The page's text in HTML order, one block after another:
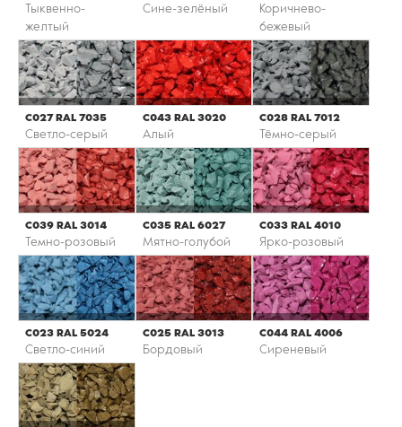
Тыквенно-
желтый
Сине-зелёный
Коричнево-
бежевый
С027 RAL 7035
Светло-серый
С043 RAL 3020
Алый
С028 RAL 7012
Тёмно-серый
С039 RAL 3014
Темно-розовый
С035 RAL 6027
Мятно-голубой
С033 RAL 4010
Ярко-розовый
С023 RAL 5024
Светло-синий
С025 RAL 3013
Бордовый
С044 RAL 4006
Сиреневый